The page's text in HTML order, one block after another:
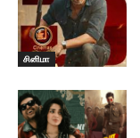
சினிமா